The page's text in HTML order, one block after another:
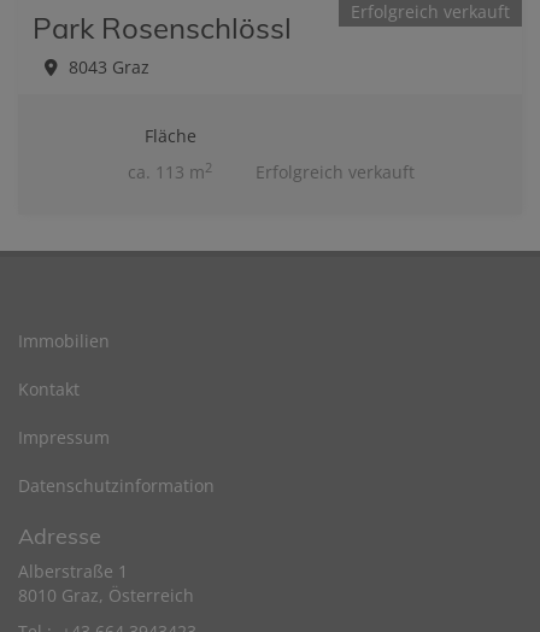
Erfolgreich verkauft
Park Rosenschlössl
8043 Graz
Fläche
ca. 113 m2 Erfolgreich verkauft
Immobilien
Kontakt
Impressum
Datenschutzinformation
Adresse
Alberstraße 1
8010 Graz, Österreich